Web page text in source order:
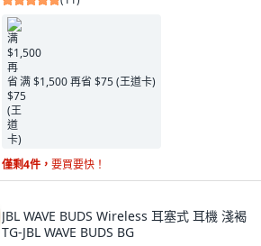
满 $1,500 再省 $75 (王道卡)
僅剩4件， 要買要快！
JBL WAVE BUDS Wireless 耳塞式 耳機 淺褐
TG-JBL WAVE BUDS BG